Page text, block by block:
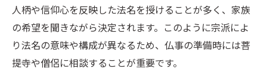
人柄や信仰心を反映した法名を授けることが多く、家族
の希望を聞きながら決定されます。このように宗派によ
り法名の意味や構成が異なるため、仏事の準備時には菩
提寺や僧侶に相談することが重要です。